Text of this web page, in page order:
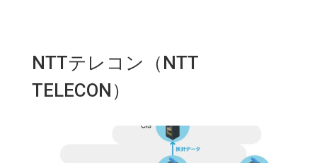
NTTテレコン（NTT
TELECON）